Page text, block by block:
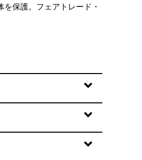
保護。フェアトレード・